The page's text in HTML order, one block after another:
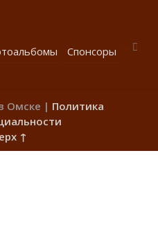
Спонсоры
Омске | Политика
↑